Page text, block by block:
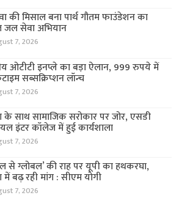
की मिसाल बना पार्थ गौतम फाउंडेशन का
जल सेवा अभियान
7, 2026
ओटीटी इनप्ले का बड़ा ऐलान, 999 रुपये में
सब्सक्रिप्शन लॉन्च
7, 2026
के साथ सामाजिक सरोकार पर जोर, एसडी
इंटर कॉलेज में हुई कार्यशाला
7, 2026
से ग्लोबल’ की राह पर यूपी का हथकरघा,
में बढ़ रही मांग : सीएम योगी
7, 2026